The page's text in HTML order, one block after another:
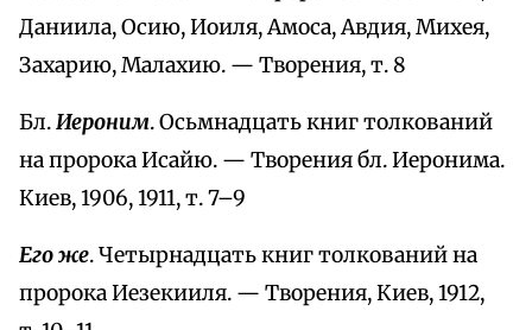
Даниила, Осию, Иоиля, Амоса, Авдия, Михея,
Захарию, Малахию. — Творения, т. 8
Бл.Иероним. Осьмнадцать книг толкований
на пророка Исайю. — Творения бл. Иеронима.
Киев, 1906, 1911, т. 7–9
Его же. Четырнадцать книг толкований на
пророка Иезекииля. — Творения, Киев, 1912,